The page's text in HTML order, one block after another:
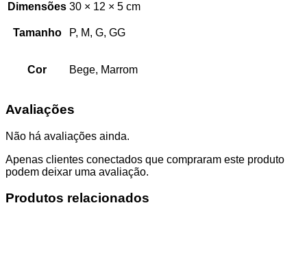
Dimensões 30 × 12 × 5 cm
Tamanho P, M, G, GG
Cor Bege, Marrom
Avaliações
Não há avaliações ainda.
Apenas clientes conectados que compraram este produto
podem deixar uma avaliação.
Produtos relacionados